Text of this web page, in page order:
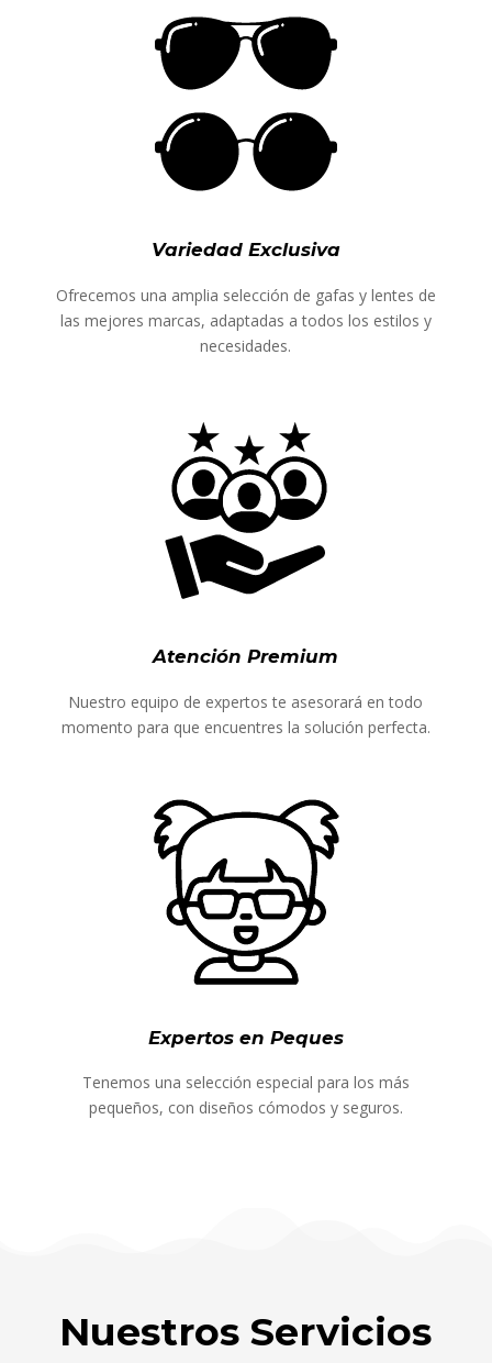
Variedad Exclusiva
Ofrecemos una amplia selección de gafas y lentes de
las mejores marcas, adaptadas a todos los estilos y
necesidades.
Atención Premium
Nuestro equipo de expertos te asesorará en todo
momento para que encuentres la solución perfecta.
Expertos en Peques
Tenemos una selección especial para los más
pequeños, con diseños cómodos y seguros.
Nuestros Servicios